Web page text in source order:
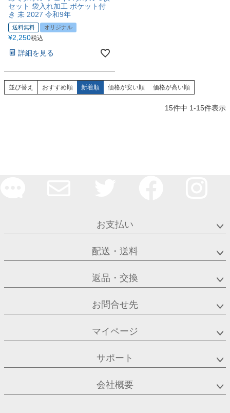
セット 袋入れ加工 ポケット付
き 未 2027 令和9年
送料無料 オリジナル
¥2,250税込
詳細を見る
並び替え おすすめ順 新着順 価格が安い順 価格が高い順
15件中 1-15件表示
お支払い
配送・送料
返品・交換
お問合せ先
マイページ
サポート
会社概要